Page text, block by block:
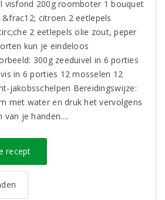
visfond 200g roomboter 1 bouquet
citroen 2 eetlepels
2 eetlepels olie zout, peper
kun je eindeloos
300g zeeduivel in 6 porties
in 6 porties 12 mosselen 12
jakobsschelpen Bereidingswijze:
met water en druk het vervolgens
je handen....
recept